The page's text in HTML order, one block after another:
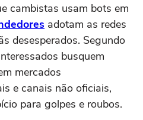
cambistas usam bots em
adotam as redes
desesperados. Segundo
busquem
mercados
e canais não oficiais,
para golpes e roubos.